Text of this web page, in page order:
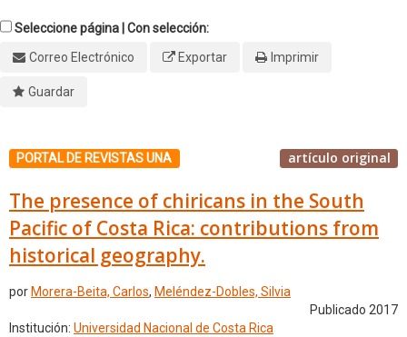
Seleccione página | Con selección:
Correo Electrónico
Exportar Imprimir
Guardar
PORTAL DE REVISTAS UNA artículo original
The presence of chiricans in the South
Pacific of Costa Rica: contributions from
historical geography.
por Morera-Beita, Carlos, Meléndez-Dobles, Silvia
Publicado 2017
Institución: Universidad Nacional de Costa Rica